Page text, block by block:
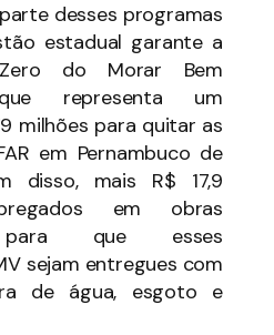
desses programas
estadual garante a
do Morar Bem
representa um
milhões para quitar as
em Pernambuco de
disso, mais R$ 17,9
em obras
para que esses
sejam entregues com
de água, esgoto e